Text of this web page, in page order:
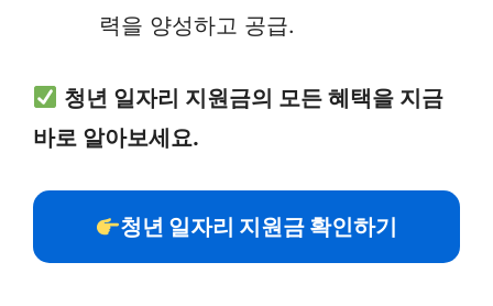
력을 양성하고 공급.
청년 일자리 지원금의 모든 혜택을 지금
바로 알아보세요.
청년 일자리 지원금 확인하기